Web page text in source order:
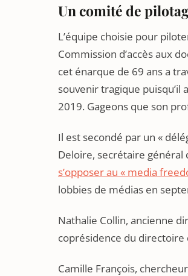
Un comité de
L’équipe choisie pour
Commission d’accès aux
cet énarque de 69 ans a
souvenir tragique puisqu’il
2019. Gageons que son
Il est secondé par un «
Deloire, secrétaire
s’opposer au « media
lobbies de médias en
Nathalie Collin, ancienne
coprésidence du directoire
Camille François,